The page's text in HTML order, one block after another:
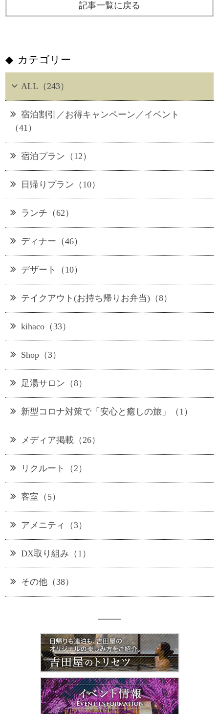
記事一覧に戻る
カテゴリー
ALL（243）
宿泊割引／お得キャンペーン／イベント
（41）
宿泊プラン（12）
日帰りプラン（10）
ランチ（62）
ディナー（46）
デザート（10）
テイクアウト(お持ち帰りお弁当)（8）
kihaco（33）
Shop（3）
足湯サロン（8）
新型コロナ対策で「安心と癒しの旅」（1）
メディア掲載（26）
リクルート（2）
客室（5）
アメニティ（3）
DX取り組み（1）
その他（38）